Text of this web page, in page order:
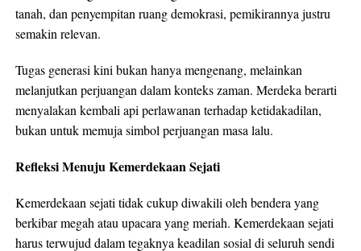
tanah, dan penyempitan ruang demokrasi, pemikirannya justru
semakin relevan.
Tugas generasi kini bukan hanya mengenang, melainkan
melanjutkan perjuangan dalam konteks zaman. Merdeka berarti
menyalakan kembali api perlawanan terhadap ketidakadilan,
bukan untuk memuja simbol perjuangan masa lalu.
Refleksi Menuju Kemerdekaan Sejati
Kemerdekaan sejati tidak cukup diwakili oleh bendera yang
berkibar megah atau upacara yang meriah. Kemerdekaan sejati
harus terwujud dalam tegaknya keadilan sosial di seluruh sendi